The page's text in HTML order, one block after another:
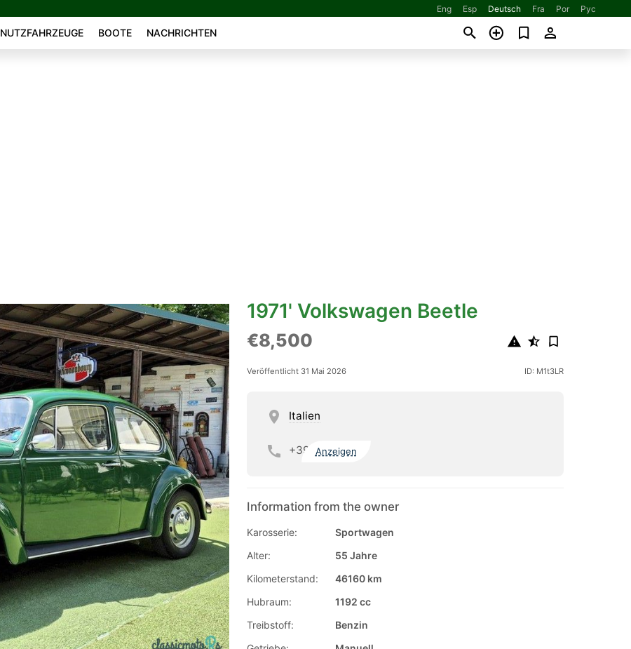
Eng Esp Deutsch Fra Por Рус
NUTZFAHRZEUGE BOOTE NACHRICHTEN
1971' Volkswagen Beetle
€8,500
Veröffentlicht 31 Mai 2026 ID: M1t3LR
Italien
+39 Anzeigen
Information from the owner
Karosserie:
Sportwagen
Alter:
55 Jahre
Kilometerstand:
46160 km
Hubraum:
1192 cc
Treibstoff:
Benzin